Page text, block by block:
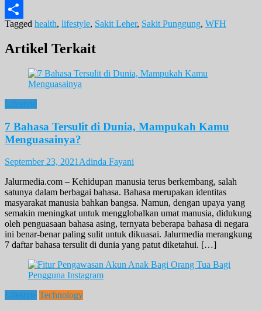
Email
Share
Tagged health, lifestyle, Sakit Leher, Sakit Punggung, WFH
Artikel Terkait
Lifestyle
7 Bahasa Tersulit di Dunia, Mampukah Kamu
Menguasainya?
September 23, 2021 Adinda Fayani
Jalurmedia.com – Kehidupan manusia terus berkembang, salah
satunya dalam berbagai bahasa. Bahasa merupakan identitas
masyarakat manusia bahkan bangsa. Namun, dengan upaya yang
semakin meningkat untuk mengglobalkan umat manusia, didukung
oleh penguasaan bahasa asing, ternyata beberapa bahasa di negara
ini benar-benar paling sulit untuk dikuasai. Jalurmedia merangkung
7 daftar bahasa tersulit di dunia yang patut diketahui. […]
Lifestyle Technology